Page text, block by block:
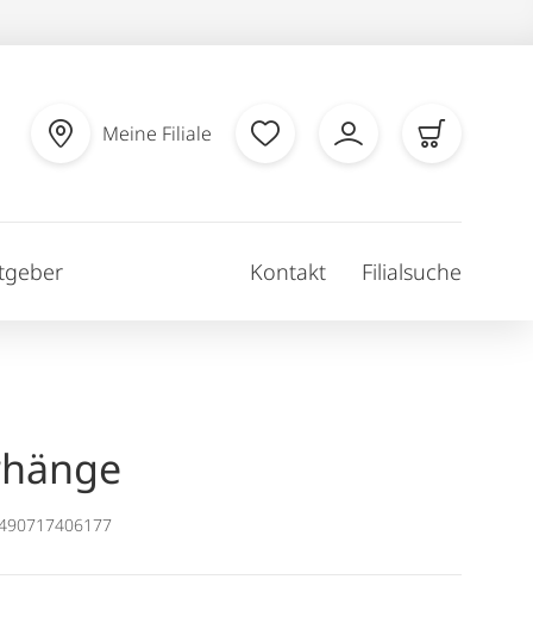
Meine Filiale
Kontakt Filialsuche